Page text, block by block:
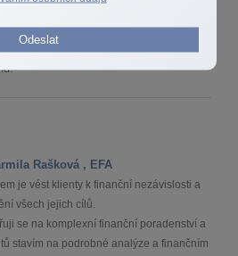
rodinný rozpočet. Pokud máte
nastavena správně, neváhejte se na
kontaktů. Společně najdeme
Rašková , EFA
je vést klienty k finanční nezávislosti a
všech jejich cílů.
se na komplexní finanční poradenství a
stavím na podrobné analýze a finančním
Odeslat